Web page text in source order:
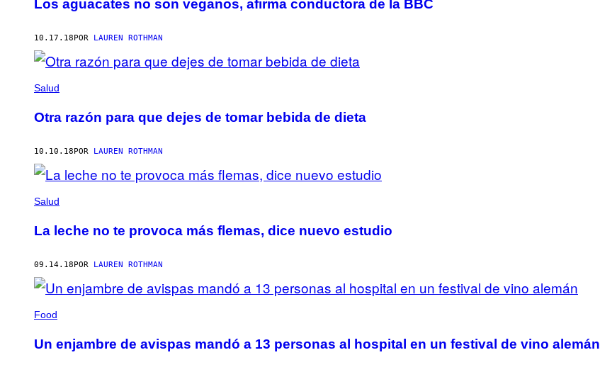
Los aguacates no son veganos, afirma conductora de la BBC
10.17.18POR LAUREN ROTHMAN
Salud
Otra razón para que dejes de tomar bebida de dieta
10.10.18POR LAUREN ROTHMAN
Salud
La leche no te provoca más flemas, dice nuevo estudio
09.14.18POR LAUREN ROTHMAN
Food
Un enjambre de avispas mandó a 13 personas al hospital en un festival de vino alemán